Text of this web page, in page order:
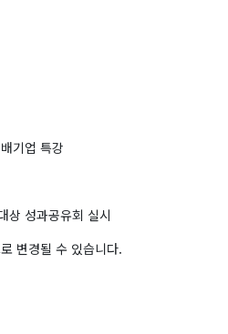
기업 특강
상 성과공유회 실시
변경될 수 있습니다.